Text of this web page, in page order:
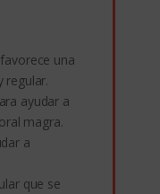
una
regular.
ayudar a
magra.
a
que se